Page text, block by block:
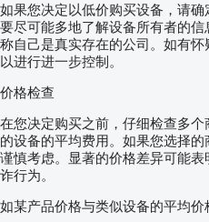
如果您决定以低价购买设备，请
要尽可能多地了解设备所有者的
称自己是真实存在的公司。如有怀
以进行进一步控制。
价格检查
在您决定购买之前，仔细检查多
的设备的平均费用。如果您选择
谨慎考虑。显著的价格差异可能
诈行为。
如某产品价格与类似设备的平均价